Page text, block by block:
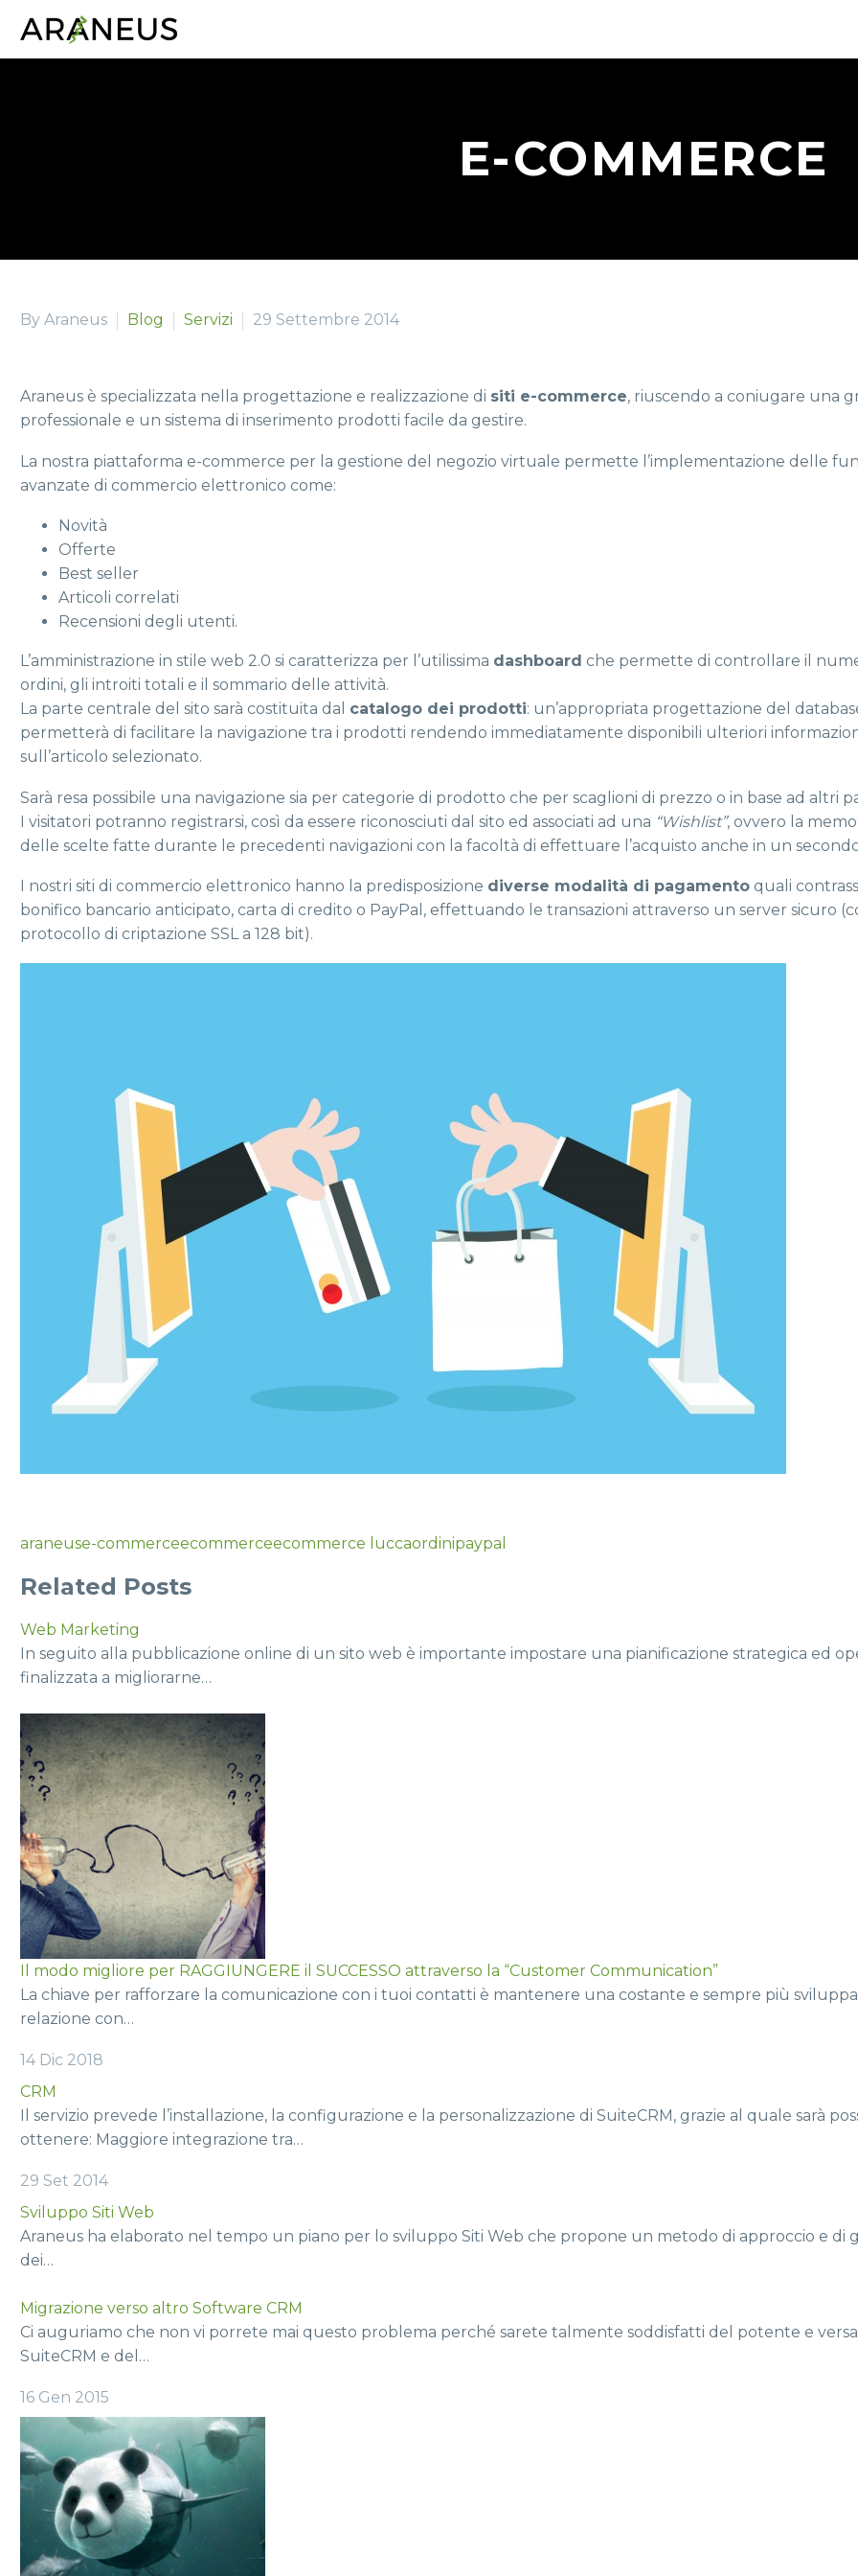
E-COMMERCE
By Araneus Blog Servizi 29 Settembre 2014
Araneus è specializzata nella progettazione e realizzazione di siti e-commerce, riuscendo a coniugare una
professionale e un sistema di inserimento prodotti facile da gestire.
La nostra piattaforma e-commerce per la gestione del negozio virtuale permette l’implementazione delle
avanzate di commercio elettronico come:
Novità
Offerte
Best seller
Articoli correlati
Recensioni degli utenti.
L’amministrazione in stile web 2.0 si caratterizza per l’utilissima dashboard che permette di controllare il
ordini, gli introiti totali e il sommario delle attività.
La parte centrale del sito sarà costituita dal catalogo dei prodotti: un’appropriata progettazione del
permetterà di facilitare la navigazione tra i prodotti rendendo immediatamente disponibili ulteriori
sull’articolo selezionato.
Sarà resa possibile una navigazione sia per categorie di prodotto che per scaglioni di prezzo o in base ad altri
I visitatori potranno registrarsi, così da essere riconosciuti dal sito ed associati ad una “Wishlist”, ovvero la
delle scelte fatte durante le precedenti navigazioni con la facoltà di effettuare l’acquisto anche in un
I nostri siti di commercio elettronico hanno la predisposizione diverse modalità di pagamento quali
bonifico bancario anticipato, carta di credito o PayPal, effettuando le transazioni attraverso un server sicuro
protocollo di criptazione SSL a 128 bit).
araneuse-commerceecommerceecommerce luccaordinipaypal
Related Posts
Web Marketing
In seguito alla pubblicazione online di un sito web è importante impostare una pianificazione strategica ed
finalizzata a migliorarne…
Il modo migliore per RAGGIUNGERE il SUCCESSO attraverso la “Customer Communication”
La chiave per rafforzare la comunicazione con i tuoi contatti è mantenere una costante e sempre più
relazione con…
14 Dic 2018
CRM
Il servizio prevede l’installazione, la configurazione e la personalizzazione di SuiteCRM, grazie al quale sarà
ottenere: Maggiore integrazione tra…
29 Set 2014
Sviluppo Siti Web
Araneus ha elaborato nel tempo un piano per lo sviluppo Siti Web che propone un metodo di approccio e di
dei…
Migrazione verso altro Software CRM
Ci auguriamo che non vi porrete mai questo problema perché sarete talmente soddisfatti del potente e
SuiteCRM e del…
16 Gen 2015